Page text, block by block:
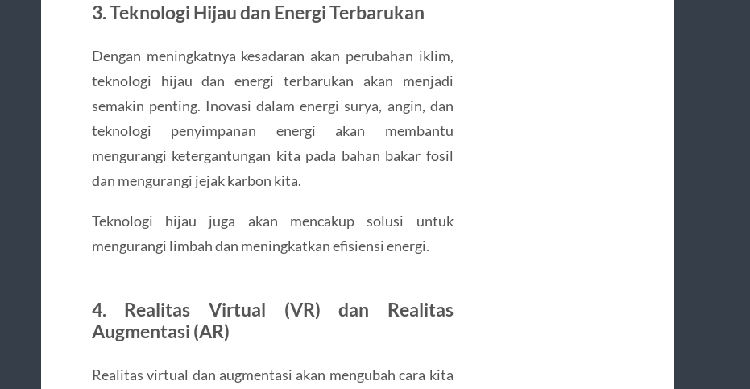
3. Teknologi Hijau dan Energi Terbarukan
Dengan meningkatnya kesadaran akan perubahan iklim,
teknologi hijau dan energi terbarukan akan menjadi
semakin penting. Inovasi dalam energi surya, angin, dan
teknologi penyimpanan energi akan membantu
mengurangi ketergantungan kita pada bahan bakar fosil
dan mengurangi jejak karbon kita.
Teknologi hijau juga akan mencakup solusi untuk
mengurangi limbah dan meningkatkan efisiensi energi.
4. Realitas Virtual (VR) dan Realitas
Augmentasi (AR)
Realitas virtual dan augmentasi akan mengubah cara kita